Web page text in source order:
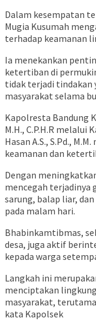
Dalam kesempatan
Mugia Kusumah
terhadap keamanan
Ia menekankan
ketertiban di
tidak terjadi tindakan
masyarakat selama
Kapolresta Bandung
M.H., C.P.H.R melalui
Hasan A.S., S.Pd.,
keamanan dan
Dengan
mencegah terjadinya
sarung, balap liar,
pada malam hari.
Bhabinkamtibmas,
desa, juga aktif
kepada warga
Langkah ini
menciptakan
masyarakat,
kata Kapolsek